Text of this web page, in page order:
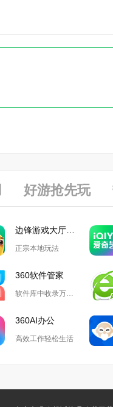
好游抢先玩
正宗本地玩法
360软件管家
软件库中收录万款正版软件
360AI办公
高效工作轻松生活